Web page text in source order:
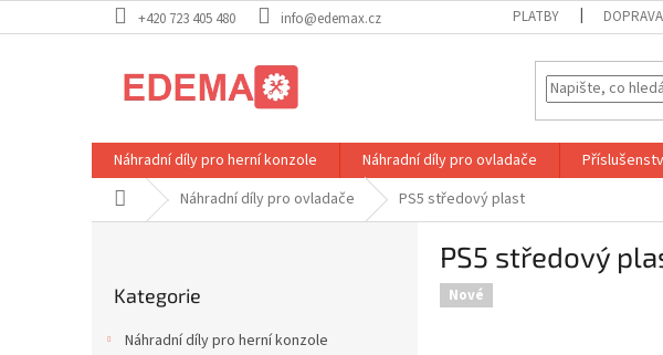
na
+420 723 405 480 info@edemax.cz PLATBY DOPRAVA
Náhradní díly pro herní konzole Náhradní díly pro ovladače
Domů Náhradní díly pro ovladače PS5 středový plast
kategorie
Kategorie
Náhradní díly pro herní konzole
PS5 středový
Nové